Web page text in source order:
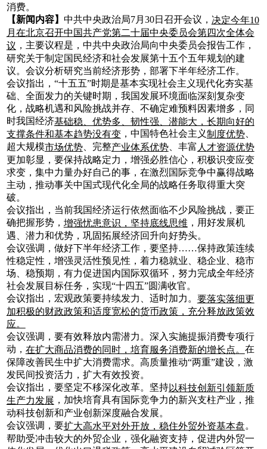
消费。
【新闻内容】 中共中央政治局7月30日召开会议， 决定今年10
月在北京召开中国共产党第二十届中央委员会第四次全体会
议 ，主要议程是，中共中央政治局向中央委员会报告工作，
研究关于制定国民经济和社会发展第十五个五年规划的建
议。会议分析研究当前经济形势，部署下半年经济工作。
会议指出，“十五五”时期是基本实现社会主义现代化夯实基
础、全面发力的关键时期，我国发展环境面临深刻复杂变
化，战略机遇和风险挑战并存、不确定难预料因素增多，同
时我国经济基础稳、优势多、韧性强、潜能大，长期向好的
支撑条件和基本趋势没有变，中国特色社会主义制度优势、
超大规模市场优势、完整产业体系优势、丰富 人才资源优势
更加彰显，要保持战略定力，增强必胜信心，积极识变应变
求变，集中力量办好自己的事，在激烈国际竞争中赢得战略
主动，推动事关中国式现代化全局的战略任务取得重大突
破。
会议指出，当前我国经济运行依然面临不少风险挑战，要正
确把握形势， 增强忧患意识，坚持底线思维 ，用好发展机
遇、潜力和优势，巩固拓展经济回升向好势头。
会议强调，做好下半年经济工作，要坚持……保持政策连续
性稳定性，增强灵活性预见性，着力稳就业、稳企业、稳市
场、稳预期，有力促进国内国际双循环，努力完成全年经济
社会发展目标任务，实现“十四五”圆满收官。
会议指出，宏观政策要持续发力、适时加力。 要落实落细更
加积极的财政政策和适度宽松的货币政策，充分释放政策效
应。
会议强调，要有效释放内需潜力。深入实施提振消费专项行
动， 在扩大商品消费的同时，培育服务消费新的增长点。 在
保障改善民生中扩大消费需求。高质量推动“两重”建设，激
发民间投资活力，扩大有效投资。
会议指出，要坚定不移深化改革。坚持以科技创新引领新质
生产力发展 ，加快培育具有国际竞争力的新兴支柱产业，推
动科技创新和产业创新深度融合发展。
会议强调，要扩大高水平对外开放，稳住外贸外资基本盘。
帮助受冲击较大的外贸企业，强化融资支持，促进内外贸一